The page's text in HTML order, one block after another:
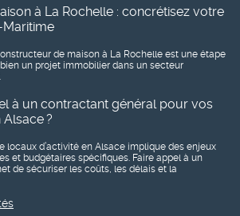
à La Rochelle : concrétisez votre
de maison à La Rochelle est une étape
un projet immobilier dans un secteur
à un contractant général pour vos
Alsace ?
locaux d’activité en Alsace implique des enjeux
et budgétaires spécifiques. Faire appel à un
de sécuriser les coûts, les délais et la